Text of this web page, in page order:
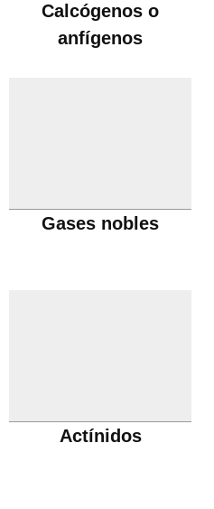
Calcógenos o
anfígenos
Gases nobles
Actínidos